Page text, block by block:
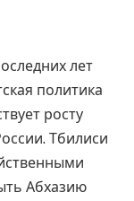
лет
политика
росту
Тбилиси
Абхазию